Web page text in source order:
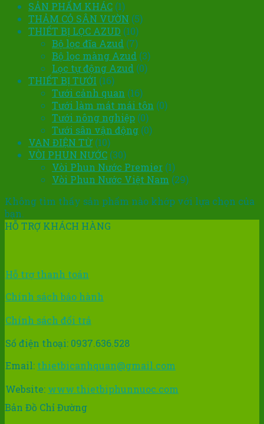
SẢN PHẨM KHÁC (1)
THẢM CỎ SÂN VƯỜN (5)
THIẾT BỊ LỌC AZUD (10)
Bộ lọc đĩa Azud (7)
Bộ lọc màng Azud (3)
Lọc tự động Azud (0)
THIẾT BỊ TƯỚI (16)
Tưới cảnh quan (16)
Tưới làm mát mái tôn (0)
Tưới nông nghiệp (0)
Tưới sân vận động (0)
VAN ĐIỆN TỪ (10)
VÒI PHUN NƯỚC (30)
Vòi Phun Nước Premier (1)
Vòi Phun Nước Việt Nam (29)
Không tìm thấy sản phẩm nào khớp với lựa chọn của
bạn.
HỖ TRỢ KHÁCH HÀNG
Hỗ trợ thanh toán
Chính sách bảo hành
Chính sách đổi trả
Số điện thoại: 0937.636.528
Email: thietbicanhquan@gmail.com
Website: www.thietbiphunnuoc.com
Bản Đồ Chỉ Đường